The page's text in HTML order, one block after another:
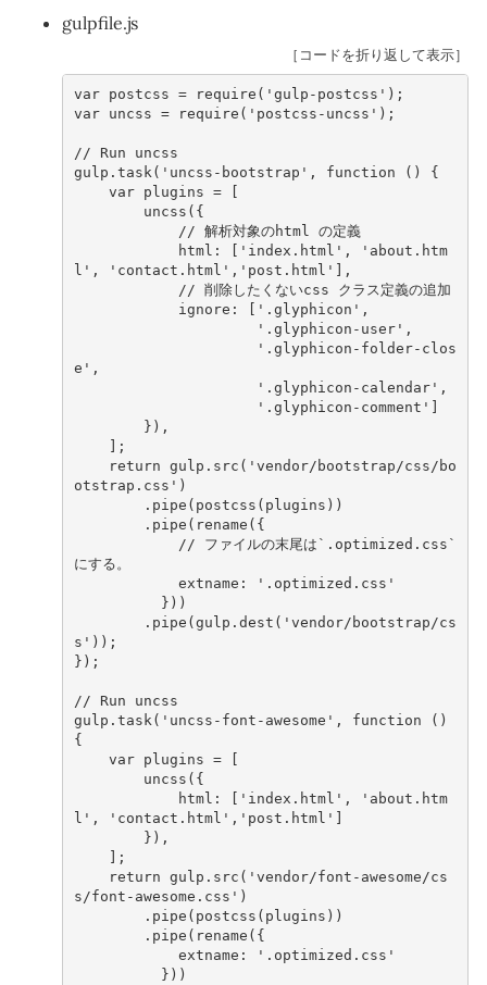
gulpfile.js
［コードを折り返して表示］
var postcss = require ( 'gulp-postcss' );
var
uncss = require ( 'postcss-uncss' );
// Run uncss
gulp . task( 'uncss-bootstrap' , function ()
{
var
plugins =
uncss ({
// 解析対象のhtml の定義
html : 'index.html' ,
'about.htm
l' , 'contact.html' , 'post.html'
],
ignore : '.glyphicon' ,
'.glyphicon-user' ,
'.glyphicon-folder-clos
e' ,
'.glyphicon-calendar' ,
'.glyphicon-comment'
}),
];
return gulp . src ( 'vendor/bootstrap/css/bo
otstrap.css' )
. pipe ( postcss ( plugins ))
. pipe ( rename ({
// ファイルの末尾は`.optimized.css`
にする。
extname :
'.optimized.css'
}))
. pipe ( gulp . dest ( 'vendor/bootstrap/cs
s' ));
});
// Run uncss
gulp . task( 'uncss-font-awesome' , function
()
{
var
plugins =
uncss ({
html : 'index.html' ,
'about.htm
l' , 'contact.html' , 'post.html'
}),
];
return gulp . src ( 'vendor/font-awesome/cs
s/font-awesome.css' )
. pipe ( postcss ( plugins ))
. pipe ( rename ({
extname :
'.optimized.css'
}))